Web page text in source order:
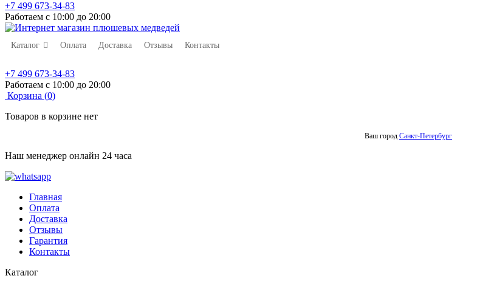
+7 499 673-34-83
Работаем с 10:00 до 20:00
Каталог Оплата Доставка Отзывы Контакты
+7 499 673-34-83
Работаем с 10:00 до 20:00
Корзина (0)
Товаров в корзине нет
Ваш город Санкт-Петербург
Наш менеджер онлайн 24 часа
Главная
Оплата
Доставка
Отзывы
Гарантия
Контакты
Каталог